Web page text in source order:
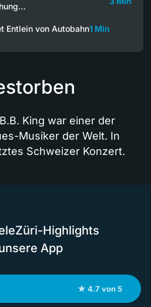
Entlein von Autobahn1 Min
King war einer der
Musiker der Welt. In
Schweizer Konzert.
Highlights
App
★ 4.7 von 5